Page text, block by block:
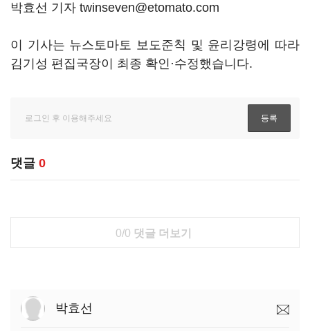
박효선 기자 twinseven@etomato.com
이 기사는 뉴스토마토 보도준칙 및 윤리강령에 따라
김기성 편집국장이 최종 확인·수정했습니다.
댓글 0
0/0 댓글 더보기
박효선